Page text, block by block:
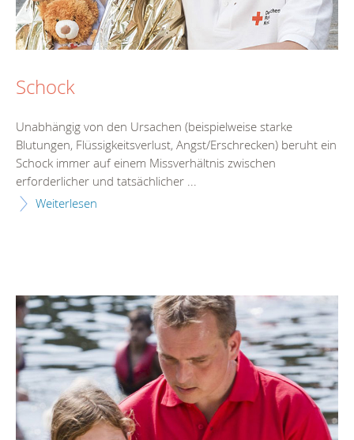
Schock
Unabhängig von den Ursachen (beispielweise starke
Blutungen, Flüssigkeitsverlust, Angst/Erschrecken) beruht ein
Schock immer auf einem Missverhältnis zwischen
erforderlicher und tatsächlicher ...
Weiterlesen